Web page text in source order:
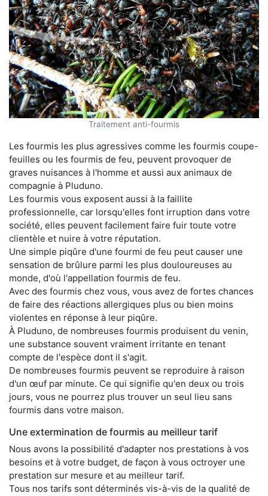
Traitement anti-fourmis
Les fourmis les plus agressives comme les fourmis coupe-
feuilles ou les fourmis de feu, peuvent provoquer de
graves nuisances à l'homme et aussi aux animaux de
compagnie à Pluduno.
Les fourmis vous exposent aussi à la faillite
professionnelle, car lorsqu'elles font irruption dans votre
société, elles peuvent facilement faire fuir toute votre
clientèle et nuire à votre réputation.
Une simple piqûre d'une fourmi de feu peut causer une
sensation de brûlure parmi les plus douloureuses au
monde, d'où l'appellation fourmis de feu.
Avec des fourmis chez vous, vous avez de fortes chances
de faire des réactions allergiques plus ou bien moins
violentes en réponse à leur piqûre.
À Pluduno, de nombreuses fourmis produisent du venin,
une substance souvent vraiment irritante en tenant
compte de l'espèce dont il s'agit.
De nombreuses fourmis peuvent se reproduire à raison
d'un œuf par minute. Ce qui signifie qu'en deux ou trois
jours, vous ne pourrez plus trouver un seul lieu sans
fourmis dans votre maison.
Une extermination de fourmis au meilleur tarif
Nous avons la possibilité d'adapter nos prestations à vos
besoins et à votre budget, de façon à vous octroyer une
prestation sur mesure et au meilleur tarif.
Tous nos tarifs sont déterminés vis-à-vis de la qualité de